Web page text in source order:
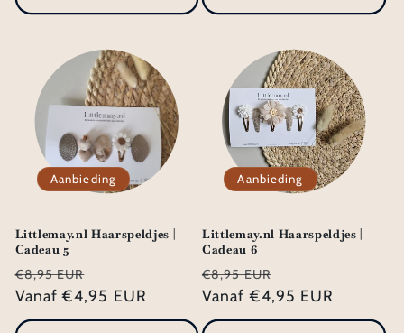
Aanbieding
Littlemay.nl Haarspeldjes |
Cadeau 5
Normale
prijs
€8,95 EUR
Aanbiedingsprijs
Vanaf €4,95 EUR
Aanbieding
Littlemay.nl Haarspeldjes |
Cadeau 6
Normale
prijs
€8,95 EUR
Vanaf €4,95 EUR